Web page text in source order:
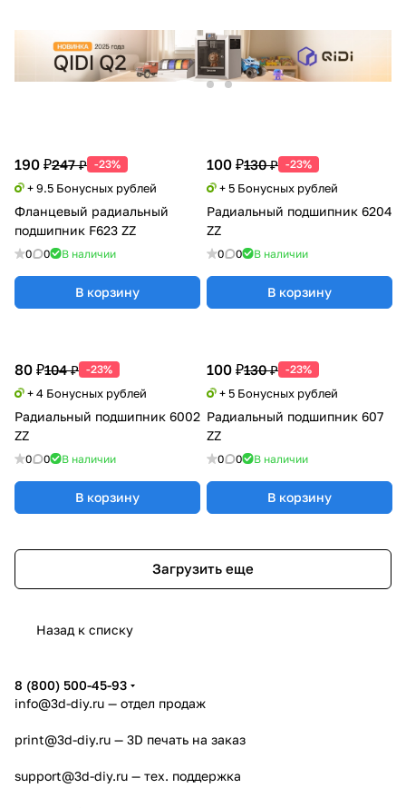
190 ₽247 ₽ -23%
+ 9.5 Бонусных рублей
Фланцевый радиальный
подшипник F623 ZZ
0 0 В наличии
В корзину
100 ₽130 ₽ -23%
+ 5 Бонусных рублей
Радиальный подшипник 6204
ZZ
0 0 В наличии
В корзину
80 ₽104 ₽ -23%
+ 4 Бонусных рублей
Радиальный подшипник 6002
ZZ
0 0 В наличии
В корзину
100 ₽130 ₽ -23%
+ 5 Бонусных рублей
Радиальный подшипник 607
ZZ
0 0 В наличии
В корзину
Загрузить еще
Назад к списку
8 (800) 500-45-93
info@3d-diy.ru — отдел продаж
print@3d-diy.ru — 3D печать на заказ
support@3d-diy.ru — тех. поддержка